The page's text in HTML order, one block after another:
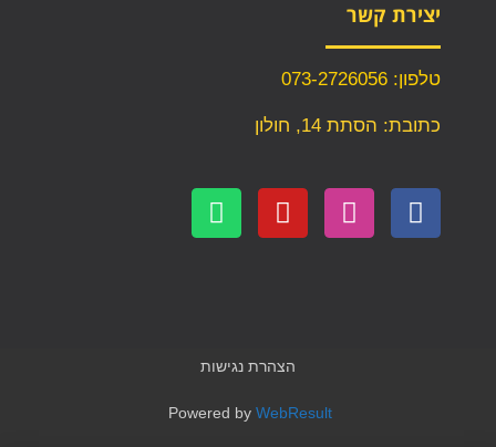
יצירת קשר
טלפון: 073-2726056
כתובת: הסתת 14, חולון
הצהרת נגישות
Powered by WebResult